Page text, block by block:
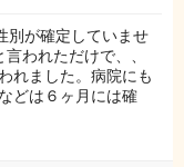
別が確定していませ
われただけで、、
れました。病院にも
どは６ヶ月には確